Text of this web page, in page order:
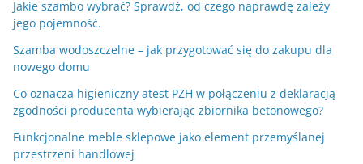
Jakie szambo wybrać? Sprawdź, od czego naprawdę zależy
jego pojemność.
Szamba wodoszczelne – jak przygotować się do zakupu dla
nowego domu
Co oznacza higieniczny atest PZH w połączeniu z deklaracją
zgodności producenta wybierając zbiornika betonowego?
Funkcjonalne meble sklepowe jako element przemyślanej
przestrzeni handlowej